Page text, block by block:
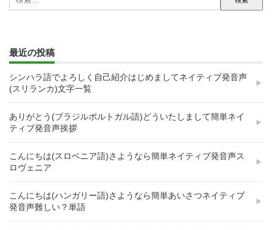
索:
最近の投稿
シンハラ語でよろしく自己紹介はじめましてネイティブ発音声
(スリランカ)文字一覧
ありがとう(ブラジルポルトガル語)どういたしまして簡単ネイ
ティブ発音声挨拶
こんにちは(スロベニア語)さようなら簡単ネイティブ発音声ス
ロヴェニア
こんにちは(ハンガリー語)さようなら簡単あいさつネイティブ
発音声難しい？単語